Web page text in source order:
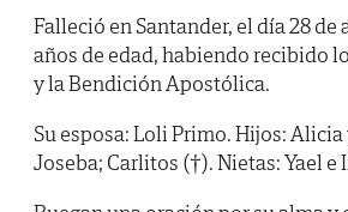
Falleció en Santander, el día 28 de
años de edad, habiendo recibido
y la Bendición Apostólica.
Su esposa: Loli Primo. Hijos:
Joseba; Carlitos (†). Nietas: Yael e